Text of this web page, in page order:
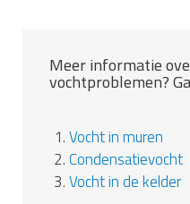
Meer informatie
vochtproblemen?
1.Vocht in muren
2.Condensatievocht
3.Vocht in de kelder